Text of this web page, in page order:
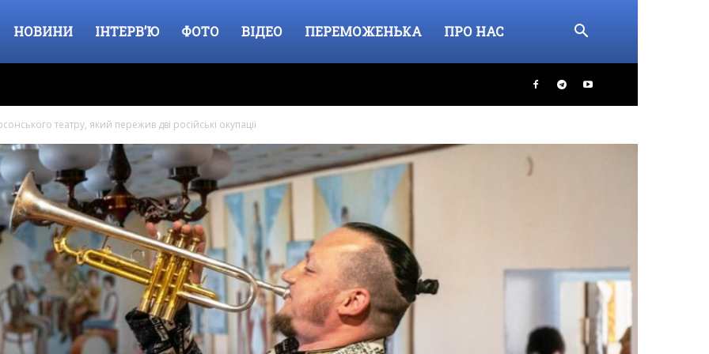
НОВИНИ ІНТЕРВ’Ю ФОТО ВІДЕО ПЕРЕМОЖЕНЬКА ПРО НАС
театру, який пережив дві російські окупації